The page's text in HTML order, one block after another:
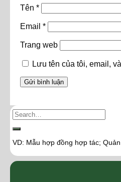
Tên *
Email *
Trang web
Lưu tên của tôi, email,
VD: Mẫu hợp đồng hợp tác;